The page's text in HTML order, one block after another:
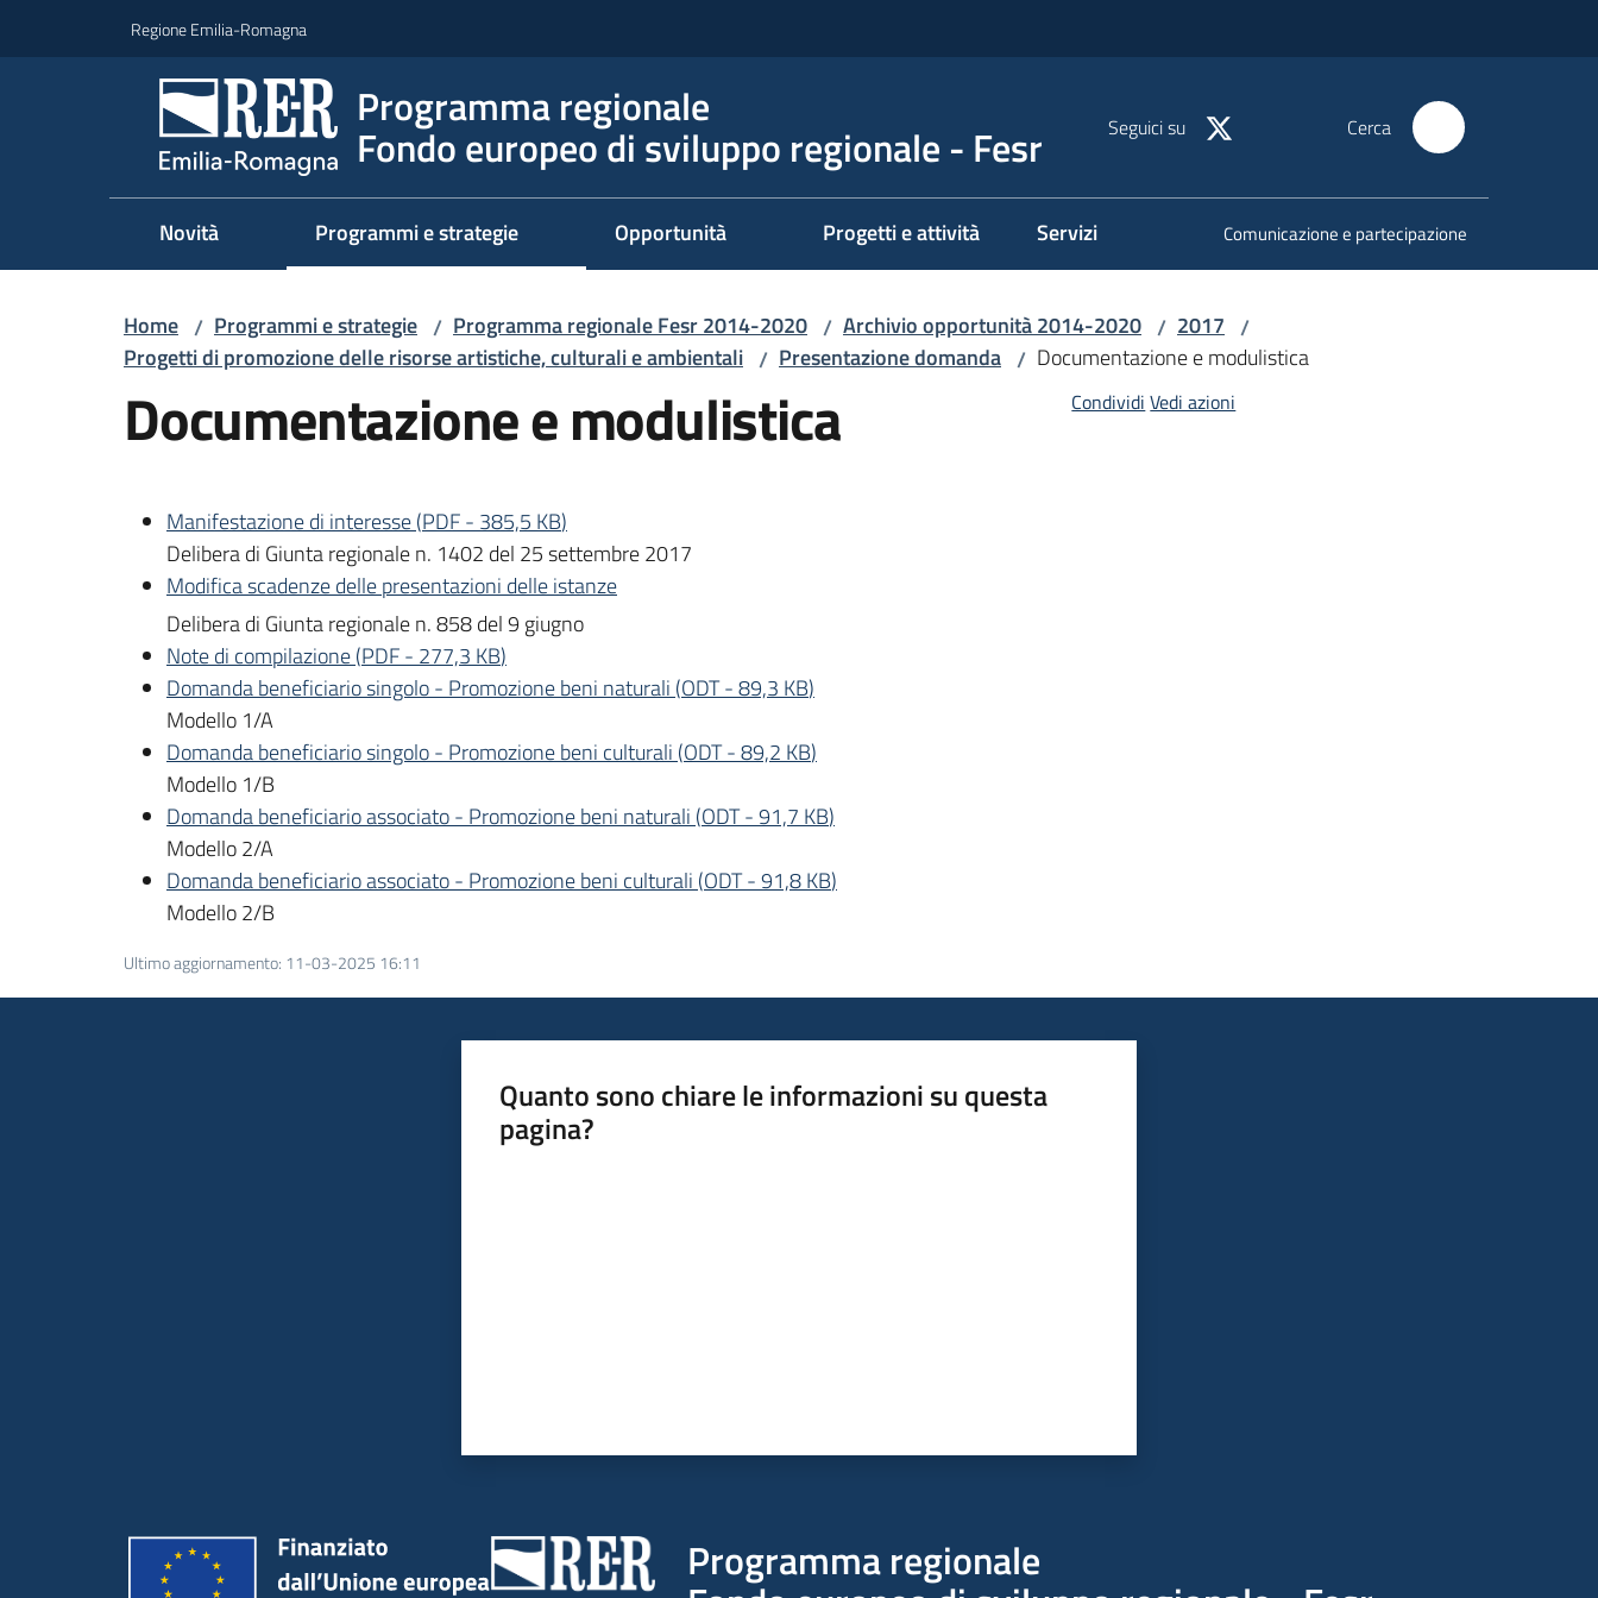
Regione Emilia-Romagna
Programma regionale
Fondo europeo di sviluppo regionale - Fesr Seguici su Cerca
Novità Programmi e strategie Opportunità Progetti e attività Servizi Comunicazione e partecipazione
Home / Programmi e strategie / Programma regionale Fesr 2014-2020 / Archivio opportunità 2014-2020 / 2017 /
Progetti di promozione delle risorse artistiche, culturali e ambientali / Presentazione domanda / Documentazione e modulistica
Documentazione e modulistica Condividi Vedi azioni
Manifestazione di interesse(PDF- 385,5 KB)
Delibera di Giunta regionale n. 1402 del 25 settembre 2017
Modifica scadenze delle presentazioni delle istanze
Delibera di Giunta regionale n. 858 del 9 giugno
Note di compilazione(PDF- 277,3 KB)
Domanda beneficiario singolo - Promozione beni naturali (ODT-89,3 KB)
Modello 1/A
Domanda beneficiario singolo - Promozione beni culturali (ODT-89,2 KB)
Modello 1/B
Domanda beneficiario associato - Promozione beni naturali (ODT-91,7 KB)
Modello 2/A
Domanda beneficiario associato - Promozione beni culturali (ODT-91,8 KB)
Modello 2/B
Ultimo aggiornamento: 11-03-2025 16:11
Quanto sono chiare le informazioni su questa
pagina?
Programma regionale